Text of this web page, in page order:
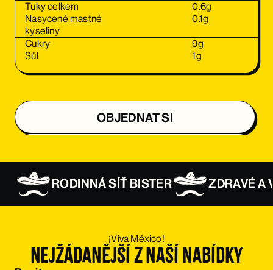
Tuky celkem
0.6g
Nasycené mastné
kyseliny
0.1g
Cukry 9g
Sůl
1g
OBJEDNAT SI
OBJEDNAT SI
OBJEDNAT SI
RODINNÁ SÍŤ BISTER ZDRAVÉ A
¡Viva México!
Nejžádanější z naší nabídky